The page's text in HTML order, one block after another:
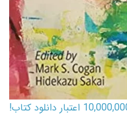
کارت اعتباری کتاب دانلود با 10,000,000 اعتبار دانلود کتاب!